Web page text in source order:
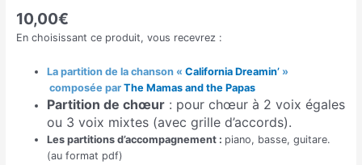
10,00€
En choisissant ce produit, vous recevrez :
La partition de la chanson « California Dreamin’»
composée par The Mamas and the Papas
Partition de chœur: pour chœur à 2 voix égales
ou 3 voix mixtes (avec grille d’accords).
Les partitions d’accompagnement : piano, basse, guitare.
(au format pdf)